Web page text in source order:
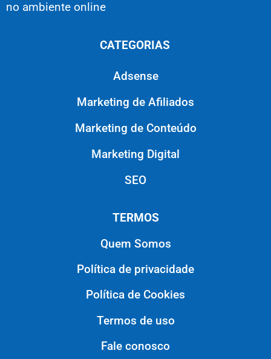
no ambiente online
CATEGORIAS
Adsense
Marketing de Afiliados
Marketing de Conteúdo
Marketing Digital
SEO
TERMOS
Quem Somos
Política de privacidade
Política de Cookies
Termos de uso
Fale conosco